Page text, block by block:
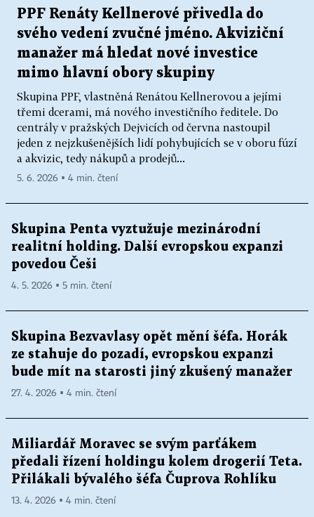
PPF Renáty Kellnerové přivedla do
svého vedení zvučné jméno. Akviziční
manažer má hledat nové investice
mimo hlavní obory skupiny
Skupina PPF, vlastněná Renátou Kellnerovou a jejími
třemi dcerami, má nového investičního ředitele. Do
centrály v pražských Dejvicích od června nastoupil
jeden z nejzkušenějších lidí pohybujících se v oboru fúzí
a akvizic, tedy nákupů a prodejů...
5. 6. 2026 ▪ 4 min. čtení
Skupina Penta vyztužuje mezinárodní
realitní holding. Další evropskou expanzi
povedou Češi
4. 5. 2026 ▪ 5 min. čtení
Skupina Bezvavlasy opět mění šéfa. Horák
ze stahuje do pozadí, evropskou expanzi
bude mít na starosti jiný zkušený manažer
27. 4. 2026 ▪ 4 min. čtení
Miliardář Moravec se svým parťákem
předali řízení holdingu kolem drogerií Teta.
Přilákali bývalého šéfa Čuprova Rohlíku
13. 4. 2026 ▪ 4 min. čtení